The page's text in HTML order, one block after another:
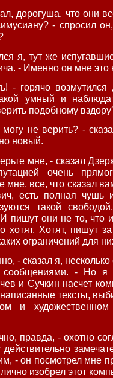
дорогуша, что они
- спросил
я, тут же
- Именно он мне это
- горячо
умный и
подобному
не верить? -
новый.
мне, - сказал
очень
мне, все, что сказал
есть полная чушь
такой
И пишут они не то, что
хотят. Хотят, пишут
ограничений для
- сказал я,
сообщениями. - Но я
и Сучкин насчет
тексты,
и художественном
правда, - охотно
- он посмотрел мне
изобрел этот